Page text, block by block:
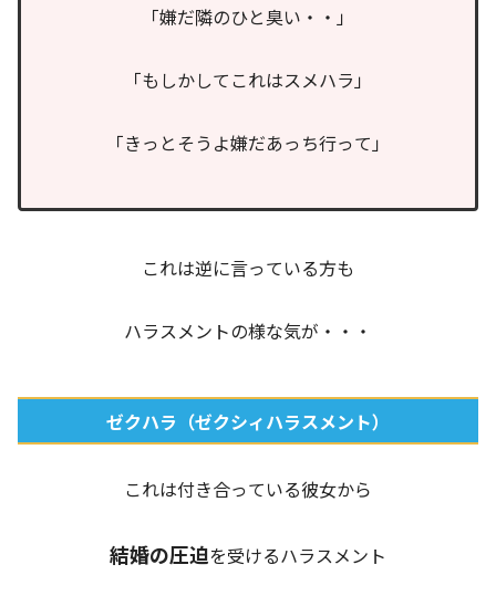
「嫌だ隣のひと臭い・・」
「もしかしてこれはスメハラ」
「きっとそうよ嫌だあっち行って」
これは逆に言っている方も
ハラスメントの様な気が・・・
ゼクハラ（ゼクシィハラスメント）
これは付き合っている彼女から
結婚の圧迫を受けるハラスメント